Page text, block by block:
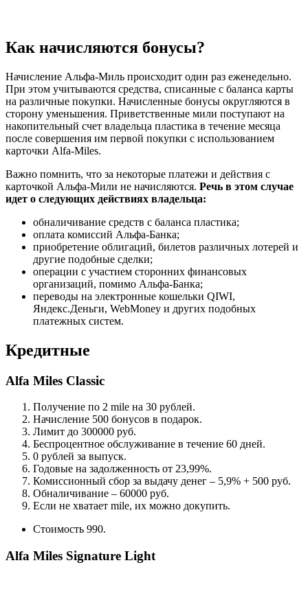
Как начисляются бонусы?
Начисление Альфа-Миль происходит один раз еженедельно.
При этом учитываются средства, списанные с баланса карты
на различные покупки. Начисленные бонусы округляются в
сторону уменьшения. Приветственные мили поступают на
накопительный счет владельца пластика в течение месяца
после совершения им первой покупки с использованием
карточки Alfa-Miles.
Важно помнить, что за некоторые платежи и действия с
карточкой Альфа-Мили не начисляются. Речь в этом случае
идет о следующих действиях владельца:
обналичивание средств с баланса пластика;
оплата комиссий Альфа-Банка;
приобретение облигаций, билетов различных лотерей и
другие подобные сделки;
операции с участием сторонних финансовых
организаций, помимо Альфа-Банка;
переводы на электронные кошельки QIWI,
Яндекс.Деньги, WebMoney и других подобных
платежных систем.
Кредитные
Alfa Miles Classic
Получение по 2 mile на 30 рублей.
Начисление 500 бонусов в подарок.
Лимит до 300000 руб.
Беспроцентное обслуживание в течение 60 дней.
0 рублей за выпуск.
Годовые на задолженность от 23,99%.
Комиссионный сбор за выдачу денег – 5,9% + 500 руб.
Обналичивание – 60000 руб.
Если не хватает mile, их можно докупить.
Стоимость 990.
Alfa Miles Signature Light